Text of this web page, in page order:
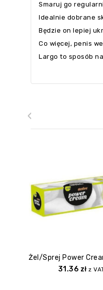
Smaruj go
Idealnie dobrane
Będzie on lepiej
Co więcej, penis
Largo to sposób
31.36 zł z
‹